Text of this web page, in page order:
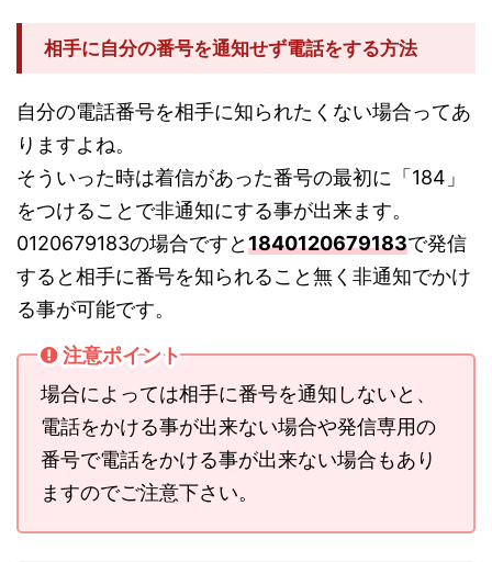
相手に自分の番号を通知せず電話をする方法
自分の電話番号を相手に知られたくない場合ってあ
りますよね。
そういった時は着信があった番号の最初に「184」
をつけることで非通知にする事が出来ます。
0120679183の場合ですと1840120679183で発信
すると相手に番号を知られること無く非通知でかけ
る事が可能です。
注意ポイント
場合によっては相手に番号を通知しないと、
電話をかける事が出来ない場合や発信専用の
番号で電話をかける事が出来ない場合もあり
ますのでご注意下さい。